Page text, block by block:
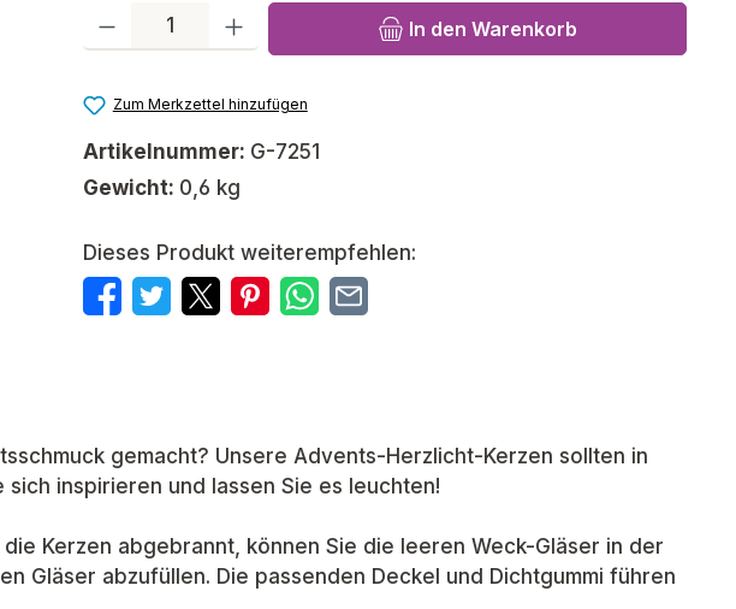
Produkt Anzahl: Gib den gewünschten Wert ein oder benutze die
In den Warenkorb
Zum Merkzettel hinzufügen
Artikelnummer: G-7251
Gewicht: 0,6 kg
Dieses Produkt weiterempfehlen:
gemacht? Unsere Advents-Herzlicht-Kerzen sollten in
sich inspirieren und lassen Sie es leuchten!
Kerzen abgebrannt, können Sie die leeren Weck-Gläser in der
Gläser abzufüllen. Die passenden Deckel und Dichtgummi führen